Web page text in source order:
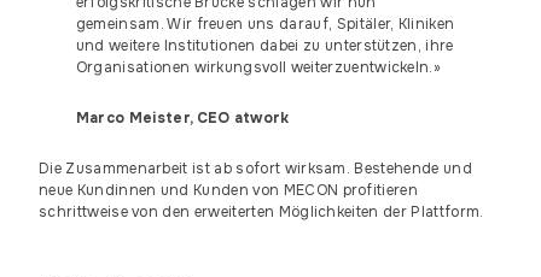
gemeinsam. Wir freuen uns darauf, Spitäler, Kliniken
und weitere Institutionen dabei zu unterstützen, ihre
Organisationen wirkungsvoll weiterzuentwickeln.»
Marco Meister, CEO atwork
Die Zusammenarbeit ist ab sofort wirksam. Bestehende und
neue Kundinnen und Kunden von MECON profitieren
schrittweise von den erweiterten Möglichkeiten der Plattform.